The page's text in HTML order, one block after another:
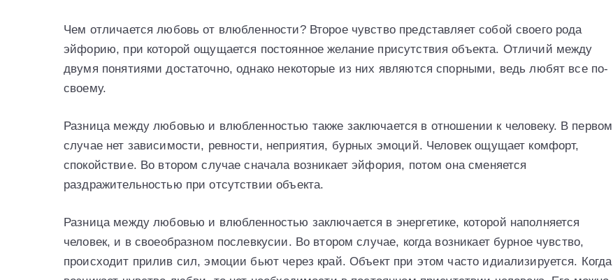
Чем отличается любовь от влюбленности? Второе чувство представляет собой своего рода
эйфорию, при которой ощущается постоянное желание присутствия объекта. Отличий между
двумя понятиями достаточно, однако некоторые из них являются спорными, ведь любят все по-
своему.
Разница между любовью и влюбленностью также заключается в отношении к человеку. В первом
случае нет зависимости, ревности, неприятия, бурных эмоций. Человек ощущает комфорт,
спокойствие. Во втором случае сначала возникает эйфория, потом она сменяется
раздражительностью при отсутствии объекта.
Разница между любовью и влюбленностью заключается в энергетике, которой наполняется
человек, и в своеобразном послевкусии. Во втором случае, когда возникает бурное чувство,
происходит прилив сил, эмоции бьют через край. Объект при этом часто идиализируется. Когда